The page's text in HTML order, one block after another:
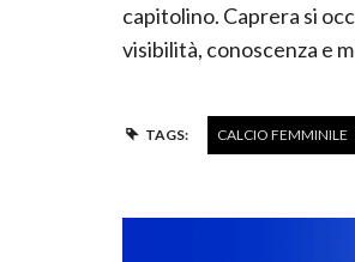
capitolino. Caprera si
visibilità, conoscenza e
TAGS: CALCIO FEMMINILE